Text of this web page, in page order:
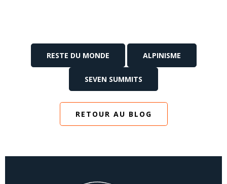
RESTE DU MONDE ALPINISME
SEVEN SUMMITS
RETOUR AU BLOG